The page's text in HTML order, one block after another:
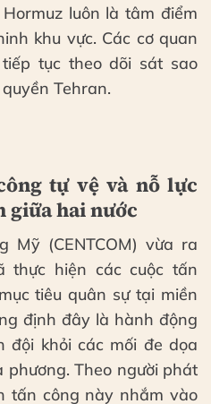
luôn là tâm điểm
khu vực. Các cơ quan
tục theo dõi sát sao
Tehran.
tự vệ và nỗ lực
giữa hai nước
Mỹ (CENTCOM) vừa ra
thực hiện các cuộc tấn
tiêu quân sự tại miền
định đây là hành động
đội khỏi các mối đe dọa
phương. Theo người phát
tấn công này nhắm vào